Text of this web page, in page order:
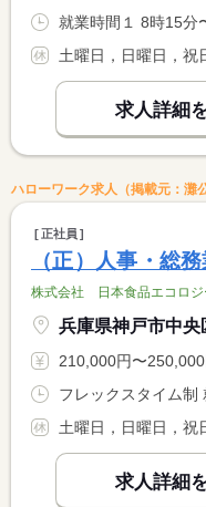
土曜日，日曜日，祝
求人詳細
ハローワーク求人（掲載元：灘
正社員
（正）人事・総
株式会社 日本食品エコロジ
兵庫県神戸市中央
210,000円〜250,000円 ※フルタイム求人の
土曜日，日曜日，祝
求人詳細